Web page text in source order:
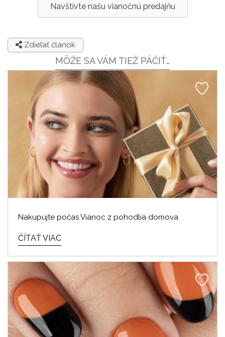
Navštívte našu vianočnú predajňu
Zdieľať článok
MÔŽE SA VÁM TIEŽ PÁČIŤ…
Nakupujte počas Vianoc z pohodlia domova
ČÍTAŤ VIAC